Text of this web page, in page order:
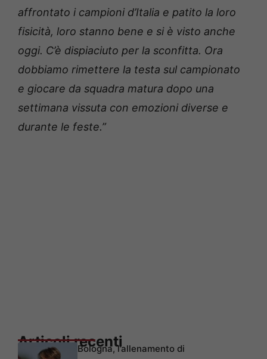
affrontato i campioni d’Italia e patito la loro
fisicità, loro stanno bene e si è visto anche
oggi. C’è dispiaciuto per la sconfitta. Ora
dobbiamo rimettere la testa sul campionato
e giocare da squadra matura dopo una
settimana vissuta con emozioni diverse e
durante le feste.”
Articoli recentiBologna, l’allenamento di